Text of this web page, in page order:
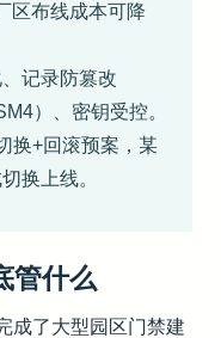
区布线成本可降
记录防篡改
）、密钥受控。
换+回滚预案，某
换上线。
管什么
成了大型园区门禁建